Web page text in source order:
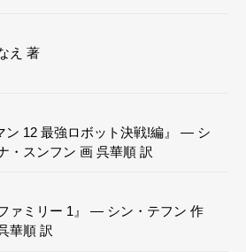
え 著
ン 12 最強ロボット決戦!編』 — シ
・スンフン 画 呉華順 訳
ァミリー 1』 — シン・テフン 作
華順 訳